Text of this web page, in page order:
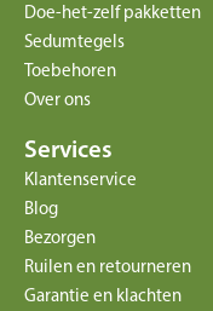
Doe-het-zelf pakketten
Sedumtegels
Toebehoren
Over ons
Services
Klantenservice
Blog
Bezorgen
Ruilen en retourneren
Garantie en klachten